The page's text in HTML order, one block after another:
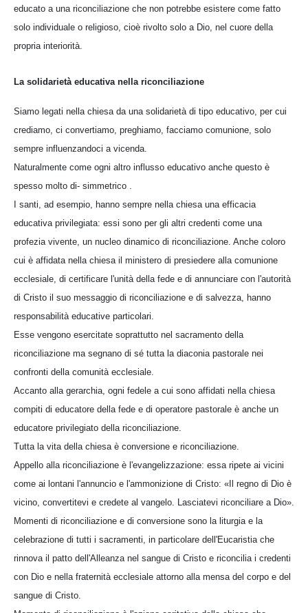
educato a una riconciliazione che non potrebbe esistere come fatto
solo individuale o religioso, cioè rivolto solo a Dio, nel cuore della
propria interiorità.
La solidarietà educativa nella riconciliazione
Siamo legati nella chiesa da una solidarietà di tipo educativo, per cui
crediamo, ci convertiamo, preghiamo, facciamo comunione, solo
sempre influenzandoci a vicenda.
Naturalmente come ogni altro influsso educativo anche questo è
spesso molto di- simmetrico .
I santi, ad esempio, hanno sempre nella chiesa una efficacia
educativa privilegiata: essi sono per gli altri credenti come una
profezia vivente, un nucleo dinamico di riconciliazione. Anche coloro
cui è affidata nella chiesa il ministero di presiedere alla comunione
ecclesiale, di certificare l'unità della fede e di annunciare con l'autorità
di Cristo il suo messaggio di riconciliazione e di salvezza, hanno
responsabilità educative particolari.
Esse vengono esercitate soprattutto nel sacramento della
riconciliazione ma segnano di sé tutta la diaconia pastorale nei
confronti della comunità ecclesiale.
Accanto alla gerarchia, ogni fedele a cui sono affidati nella chiesa
compiti di educatore della fede e di operatore pastorale è anche un
educatore privilegiato della riconciliazione.
Tutta la vita della chiesa è conversione e riconciliazione.
Appello alla riconciliazione è l'evangelizzazione: essa ripete ai vicini
come ai lontani l'annuncio e l'ammonizione di Cristo: «Il regno di Dio è
vicino, convertitevi e credete al vangelo. Lasciatevi riconciliare a Dio».
Momenti di riconciliazione e di conversione sono la liturgia e la
celebrazione di tutti i sacramenti, in particolare dell'Eucaristia che
rinnova il patto dell'Alleanza nel sangue di Cristo e riconcilia i credenti
con Dio e nella fraternità ecclesiale attorno alla mensa del corpo e del
sangue di Cristo.